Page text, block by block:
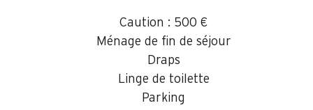
Caution : 500 €
Ménage de fin de séjour
Draps
Linge de toilette
Parking